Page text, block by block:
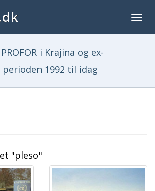
i Krajina og ex-
perioden 1992 til idag
"pleso"